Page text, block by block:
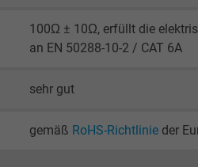
Anbieter Google LLC
Besucher die
100Ω ± 10Ω, erfüllt die
an EN 50288-10-2 / CAT 6A
sehr gut
gemäß RoHS-Richtlinie der